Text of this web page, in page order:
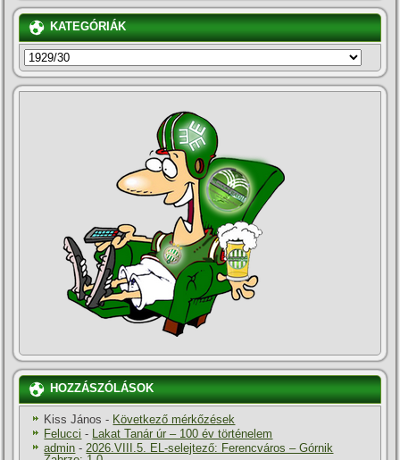
KATEGÓRIÁK
KATEGÓRIÁK
HOZZÁSZÓLÁSOK
Kiss János - Következő mérkőzések
Felucci - Lakat Tanár úr – 100 év történelem
admin -2026.VIII.5. EL-selejtező: Ferencváros – Górnik